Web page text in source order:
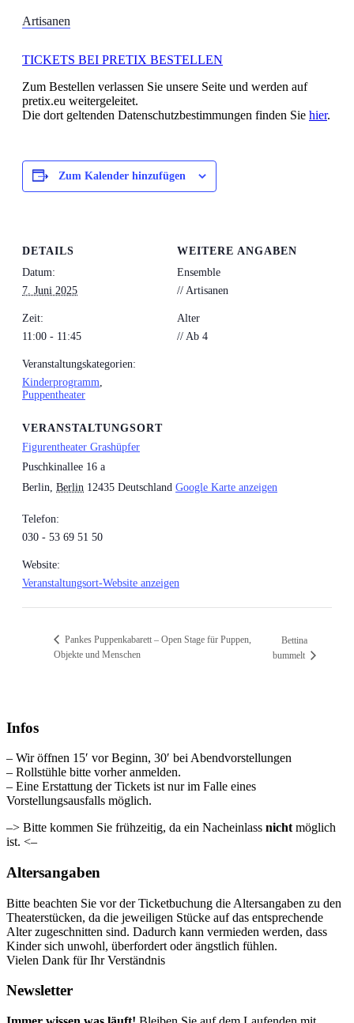
Artisanen
TICKETS BEI PRETIX BESTELLEN
Zum Bestellen verlassen Sie unsere Seite und werden auf
pretix.eu weitergeleitet.
Die dort geltenden Datenschutzbestimmungen finden Sie hier.
Zum Kalender hinzufügen
DETAILS
Datum:
7. Juni 2025
Zeit:
11:00 - 11:45
Veranstaltungskategorien:
Kinderprogramm,
Puppentheater
VERANSTALTUNGSORT
Figurentheater Grashüpfer
Puschkinallee 16 a
Berlin Berlin 12435 Deutschland Google Karte anzeigen
Telefon:
030 - 53 69 51 50
Website:
Veranstaltungsort-Website anzeigen
WEITERE ANGABEN
Ensemble
// Artisanen
Alter
// Ab 4
Pankes Puppenkabarett – Open Stage für Puppen,
Objekte und Menschen
Bettina
bummelt
Infos
– Wir öffnen 15′ vor Beginn, 30′ bei Abendvorstellungen
– Rollstühle bitte vorher anmelden.
– Eine Erstattung der Tickets ist nur im Falle eines
Vorstellungsausfalls möglich.
–> Bitte kommen Sie frühzeitig, da ein Nacheinlass nicht möglich
ist. <–
Altersangaben
Bitte beachten Sie vor der Ticketbuchung die Altersangaben zu den
Theaterstücken, da die jeweiligen Stücke auf das entsprechende
Alter zugeschnitten sind. Dadurch kann vermieden werden, dass
Kinder sich unwohl, überfordert oder ängstlich fühlen.
Vielen Dank für Ihr Verständnis
Newsletter